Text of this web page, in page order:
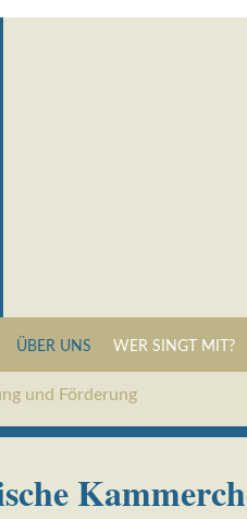
ÜBER UNS WER SINGT MIT?
und Förderung